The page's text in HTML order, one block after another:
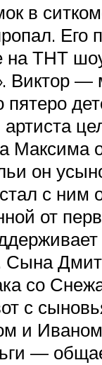
в
Его
на ТНТ
Виктор —
пятеро
Максима
он
с ним
от
Сына
со
с
и Иваном
—